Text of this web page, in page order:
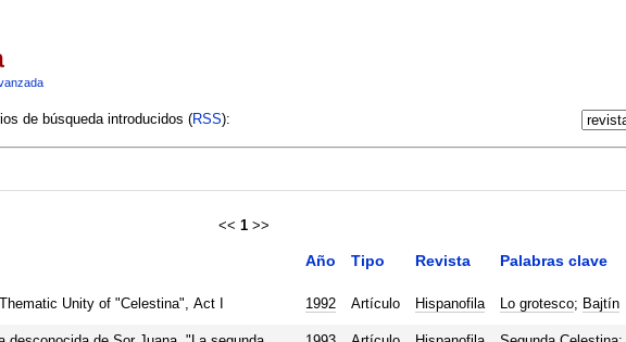
de búsqueda introducidos (RSS):
<< 1 >>
Año Tipo Revista Palabras clave
Unity of "Celestina", Act I 1992 Artículo Hispanofila Lo grotesco; Bajtín